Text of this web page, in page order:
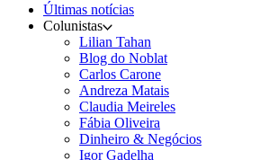
Últimas notícias
Colunistas
Lilian Tahan
Blog do Noblat
Carlos Carone
Andreza Matais
Claudia Meireles
Fábia Oliveira
Dinheiro & Negócios
Igor Gadelha